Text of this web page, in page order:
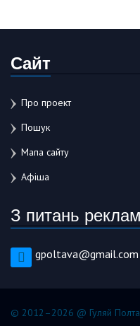
Сайт
Про проект
Пошук
Мапа сайту
Афіша
З питань
gpoltava@gmail.com
© 2012–2026 @ Гуляй